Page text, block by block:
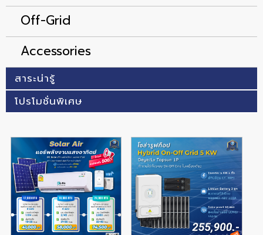
Off-Grid
Accessories
สาระน่ารู้
โปรโมชั่นพิเศษ